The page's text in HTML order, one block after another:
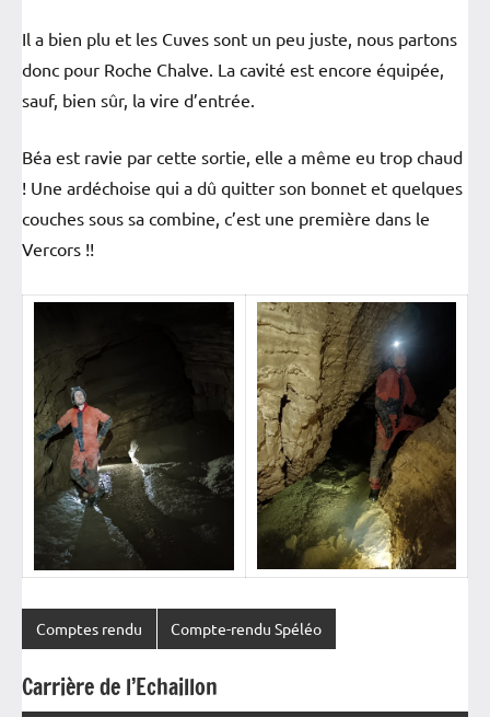
Il a bien plu et les Cuves sont un peu juste, nous partons
donc pour Roche Chalve. La cavité est encore équipée,
sauf, bien sûr, la vire d’entrée.
Béa est ravie par cette sortie, elle a même eu trop chaud
! Une ardéchoise qui a dû quitter son bonnet et quelques
couches sous sa combine, c’est une première dans le
Vercors !!
Comptes rendu Compte-rendu Spéléo
Carrière de l’Echaillon